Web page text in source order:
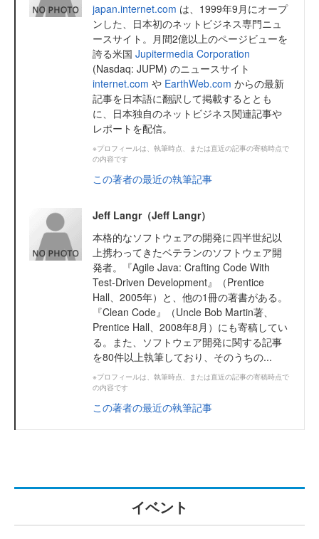
japan.internet.com は、1999年9月にオープ
ンした、日本初のネットビジネス専門ニュ
ースサイト。月間2億以上のページビューを
誇る米国 Jupitermedia Corporation
(Nasdaq: JUPM) のニュースサイト
internet.com や EarthWeb.com からの最新
記事を日本語に翻訳して掲載するととも
に、日本独自のネットビジネス関連記事や
レポートを配信。
※プロフィールは、執筆時点、または直近の記事の寄稿時点で
の内容です
この著者の最近の執筆記事
Jeff Langr（Jeff Langr）
本格的なソフトウェアの開発に四半世紀以
上携わってきたベテランのソフトウェア開
発者。『Agile Java: Crafting Code With
Test-Driven Development』（Prentice
Hall、2005年）と、他の1冊の著書がある。
『Clean Code』（Uncle Bob Martin著、
Prentice Hall、2008年8月）にも寄稿してい
る。また、ソフトウェア開発に関する記事
を80件以上執筆しており、そのうちの...
※プロフィールは、執筆時点、または直近の記事の寄稿時点で
の内容です
この著者の最近の執筆記事
イベント